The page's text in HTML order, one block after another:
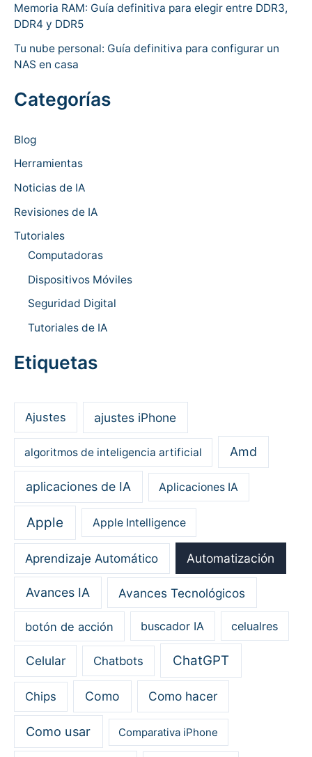
Memoria RAM: Guía definitiva para elegir entre DDR3,
DDR4 y DDR5
Tu nube personal: Guía definitiva para configurar un
NAS en casa
Categorías
Blog
Herramientas
Noticias de IA
Revisiones de IA
Tutoriales
Computadoras
Dispositivos Móviles
Seguridad Digital
Tutoriales de IA
Etiquetas
Ajustes ajustes iPhone
algoritmos de inteligencia artificial Amd
aplicaciones de IA Aplicaciones IA
Apple Apple Intelligence
Aprendizaje Automático Automatización
Avances IA Avances Tecnológicos
botón de acción buscador IA celualres
Celular Chatbots ChatGPT
Chips Como Como hacer
Como usar Comparativa iPhone